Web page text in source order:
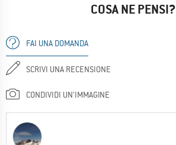
COSA NE PENSI?
FAI UNA DOMANDA
SCRIVI UNA RECENSIONE
CONDIVIDI UN'IMMAGINE